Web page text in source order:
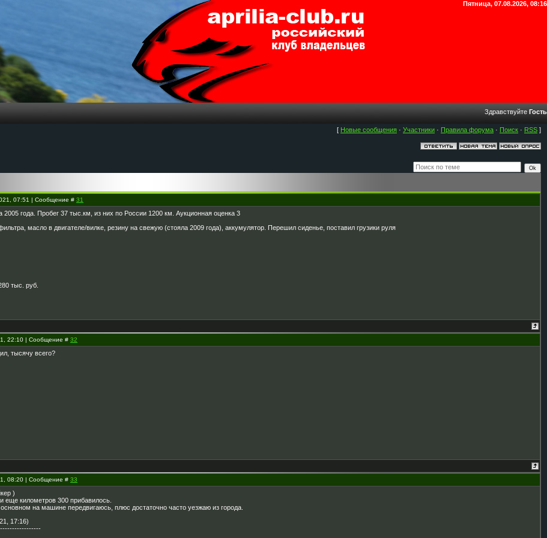
Пятница, 07.08.2026, 08:16
Здравствуйте Гость
[ Новые сообщения · Участники · Правила форума · Поиск · RSS ]
07:51 | Сообщение #31
2005 года. Пробег 37 тыс.км, из них по России 1200 км. Аукционная оценка 3
масло в двигателе/вилке, резину на свежую (стояла 2009 года), аккумулятор. Перешил сиденье, поставил грузики руля
тыс. руб.
22:10 | Сообщение #32
тысячу всего?
08:20 | Сообщение #33
)
еще километров 300 прибавилось.
на машине передвигаюсь, плюс достаточно часто уезжаю из города.
17:16)